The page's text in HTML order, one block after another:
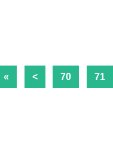
« < 70 71